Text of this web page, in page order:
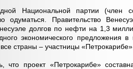
Национальной партии (член
одуматься. Правительство
долгов по нефти на 1,3
экономического
страны – участницы «Петрокарибе».
что проект «Петрокарибе»